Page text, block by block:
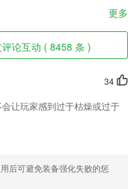
更多
论互动 ( 8458 条 )
34
让玩家感到过于枯燥或过于
后可避免装备强化失败的惩